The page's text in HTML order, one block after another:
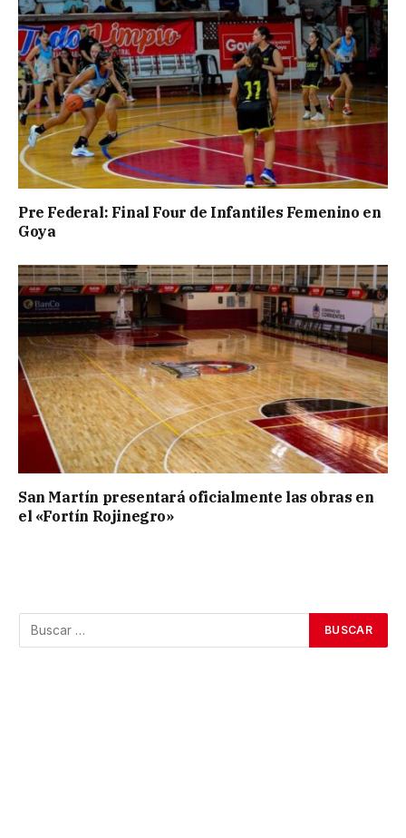
Pre Federal: Final Four de Infantiles Femenino en
Goya
San Martín presentará oficialmente las obras en
el «Fortín Rojinegro»